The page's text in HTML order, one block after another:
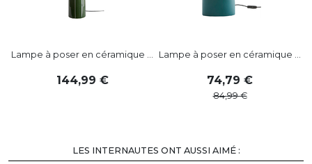
Lampe à poser en céramique ...
144,99
Lampe à poser en céramique ...
74,79
84,99
LES INTERNAUTES ONT AUSSI AIMÉ :